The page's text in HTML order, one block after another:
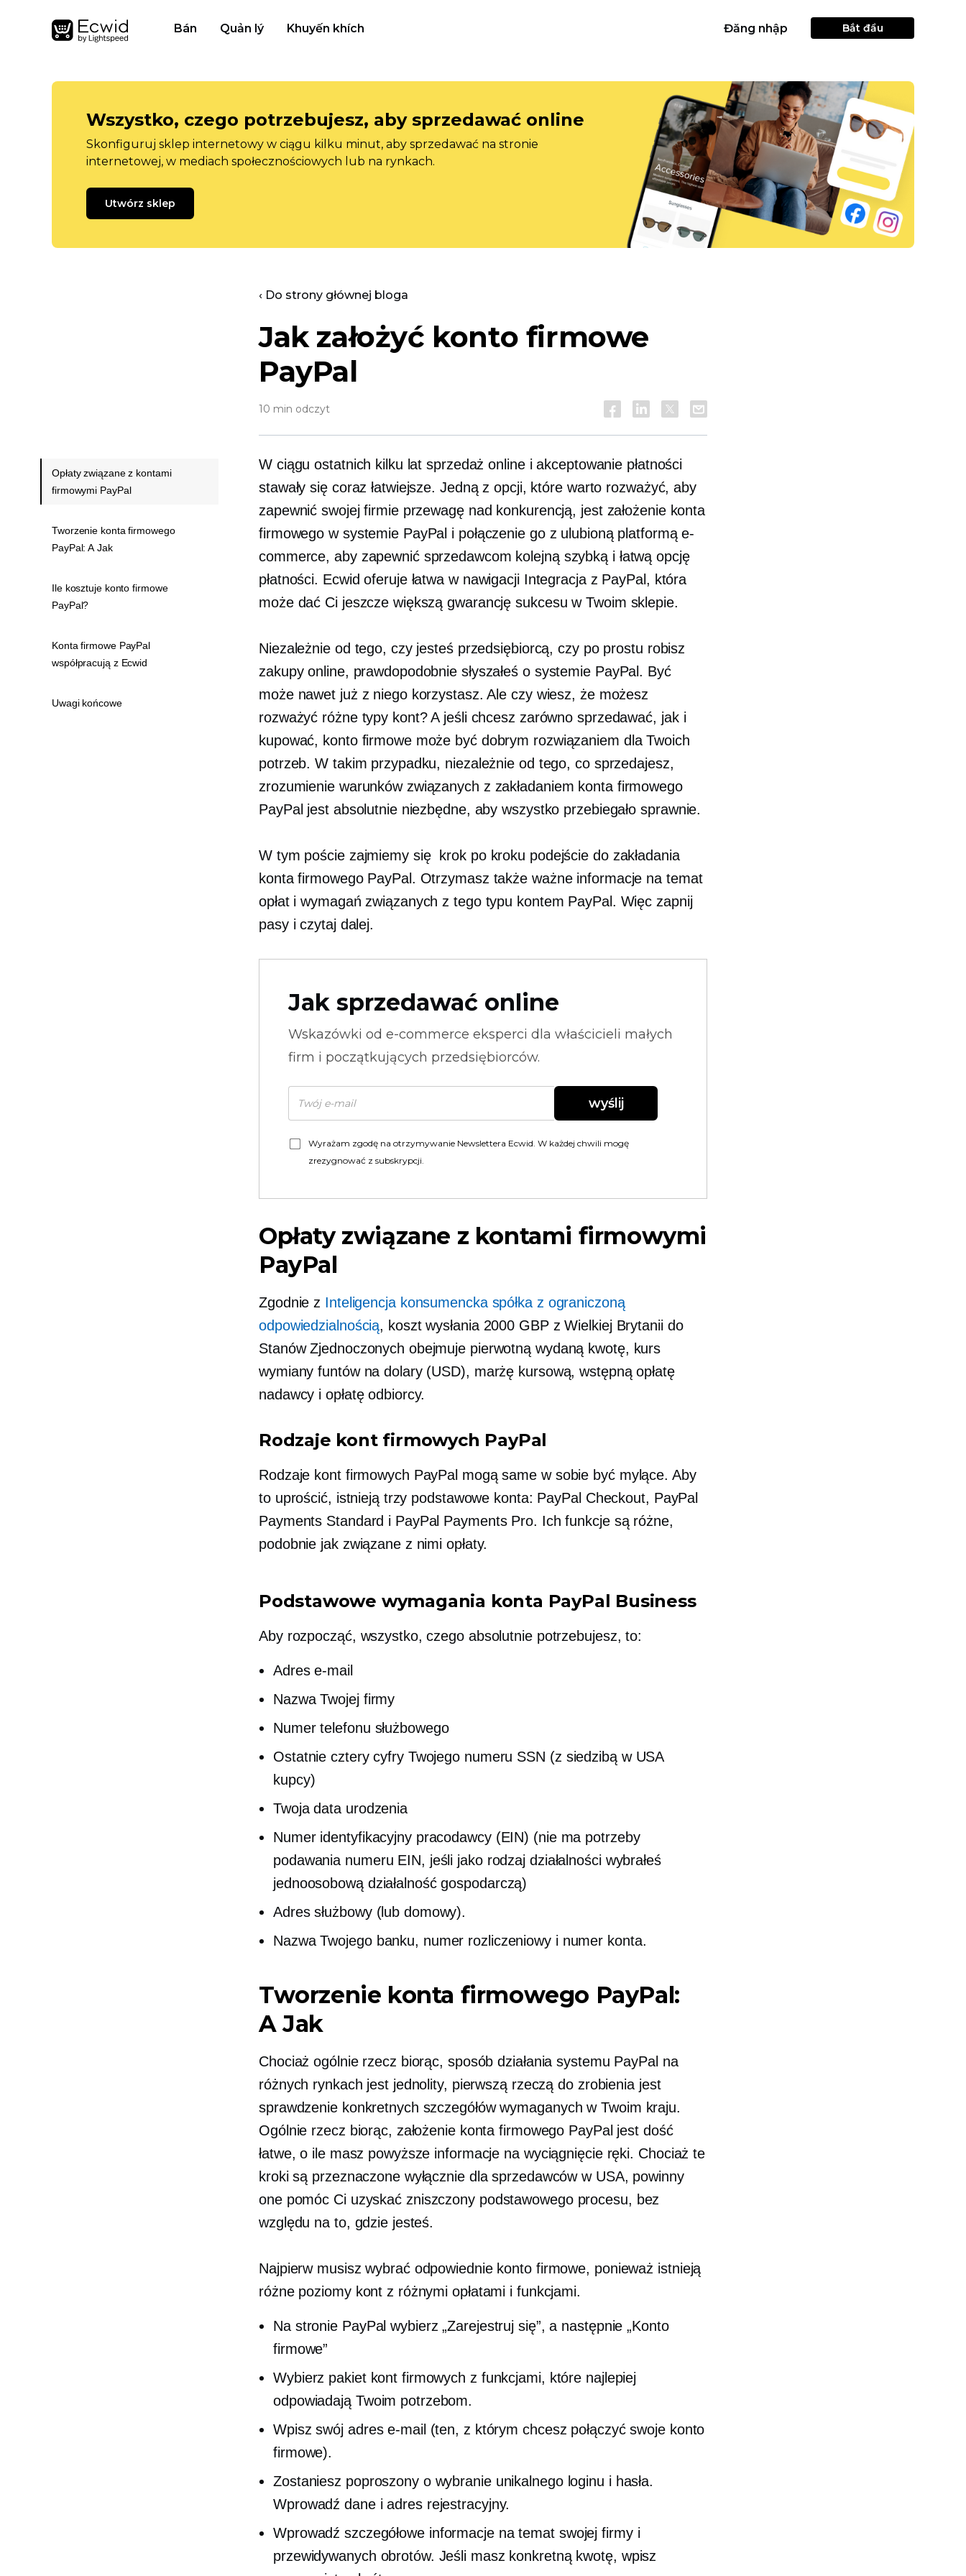
Bán Quản lý Khuyến khích Đăng nhập Bắt đầu
Wszystko, czego potrzebujesz, aby sprzedawać online
Skonfiguruj sklep internetowy w ciągu kilku minut, aby sprzedawać na stronie
internetowej, w mediach społecznościowych lub na rynkach.
Utwórz sklep
‹ Do strony głównej bloga
Jak założyć konto firmowe
PayPal
10 min odczyt
W ciągu ostatnich kilku lat sprzedaż online i akceptowanie płatności
stawały się coraz łatwiejsze. Jedną z opcji, które warto rozważyć, aby
zapewnić swojej firmie przewagę nad konkurencją, jest założenie konta
firmowego w systemie PayPal i połączenie go z ulubioną platformą e-
commerce, aby zapewnić sprzedawcom kolejną szybką i łatwą opcję
płatności. Ecwid oferuje łatwa w nawigacjiIntegracja z PayPal, która
może dać Ci jeszcze większą gwarancję sukcesu w Twoim sklepie.
Niezależnie od tego, czy jesteś przedsiębiorcą, czy po prostu robisz
zakupy online, prawdopodobnie słyszałeś o systemie PayPal. Być
może nawet już z niego korzystasz. Ale czy wiesz, że możesz
rozważyć różne typy kont? A jeśli chcesz zarówno sprzedawać, jak i
kupować, konto firmowe może być dobrym rozwiązaniem dla Twoich
potrzeb. W takim przypadku, niezależnie od tego, co sprzedajesz,
zrozumienie warunków związanych z zakładaniem konta firmowego
PayPal jest absolutnie niezbędne, aby wszystko przebiegało sprawnie.
W tym poście zajmiemy się krok po kroku podejście do zakładania
konta firmowego PayPal. Otrzymasz także ważne informacje na temat
opłat i wymagań związanych z tego typu kontem PayPal. Więc zapnij
pasy i czytaj dalej.
Jak sprzedawać online
Wskazówki od e-commerce eksperci dla właścicieli małych
firm i początkujących przedsiębiorców.
wyślij
Wyrażam zgodę na otrzymywanie Newslettera Ecwid. W każdej chwili mogę
zrezygnować z subskrypcji.
Opłaty związane z kontami firmowymi
PayPal
Zgodnie z Inteligencja konsumencka spółka z ograniczoną
odpowiedzialnością, koszt wysłania 2000 GBP z Wielkiej Brytanii do
Stanów Zjednoczonych obejmuje pierwotną wydaną kwotę, kurs
wymiany funtów na dolary (USD), marżę kursową, wstępną opłatę
nadawcy i opłatę odbiorcy.
Rodzaje kont firmowych PayPal
Rodzaje kont firmowych PayPal mogą same w sobie być mylące. Aby
to uprościć, istnieją trzy podstawowe konta: PayPal Checkout, PayPal
Payments Standard i PayPal Payments Pro. Ich funkcje są różne,
podobnie jak związane z nimi opłaty.
Podstawowe wymagania konta PayPal Business
Aby rozpocząć, wszystko, czego absolutnie potrzebujesz, to:
Adres e-mail
Nazwa Twojej firmy
Numer telefonu służbowego
Ostatnie cztery cyfry Twojego numeru SSN (z siedzibą w USA
kupcy)
Twoja data urodzenia
Numer identyfikacyjny pracodawcy (EIN) (nie ma potrzeby
podawania numeru EIN, jeśli jako rodzaj działalności wybrałeś
jednoosobową działalność gospodarczą)
Adres służbowy (lub domowy).
Nazwa Twojego banku, numer rozliczeniowy i numer konta.
Tworzenie konta firmowego PayPal:
AJak
Chociaż ogólnie rzecz biorąc, sposób działania systemu PayPal na
różnych rynkach jest jednolity, pierwszą rzeczą do zrobienia jest
sprawdzenie konkretnych szczegółów wymaganych w Twoim kraju.
Ogólnie rzecz biorąc, założenie konta firmowego PayPal jest dość
łatwe, o ile masz powyższe informacje na wyciągnięcie ręki. Chociaż te
kroki są przeznaczone wyłącznie dla sprzedawców w USA, powinny
one pomóc Ci uzyskać zniszczonypodstawowego procesu, bez
względu na to, gdzie jesteś.
Najpierw musisz wybrać odpowiednie konto firmowe, ponieważ istnieją
różne poziomy kont z różnymi opłatami i funkcjami.
Na stronie PayPal wybierz „Zarejestruj się”, a następnie „Konto
firmowe”
Wybierz pakiet kont firmowych z funkcjami, które najlepiej
odpowiadają Twoim potrzebom.
Wpisz swój adres e-mail (ten, z którym chcesz połączyć swoje konto
firmowe).
Zostaniesz poproszony o wybranie unikalnego loginu i hasła.
Wprowadź dane i adres rejestracyjny.
Wprowadź szczegółowe informacje na temat swojej firmy i
przewidywanych obrotów. Jeśli masz konkretną kwotę, wpisz
Opłaty związane z kontami
firmowymi PayPal
Tworzenie konta firmowego
PayPal: A Jak
Ile kosztuje konto firmowe
PayPal?
Konta firmowe PayPal
współpracują z Ecwid
Uwagi końcowe